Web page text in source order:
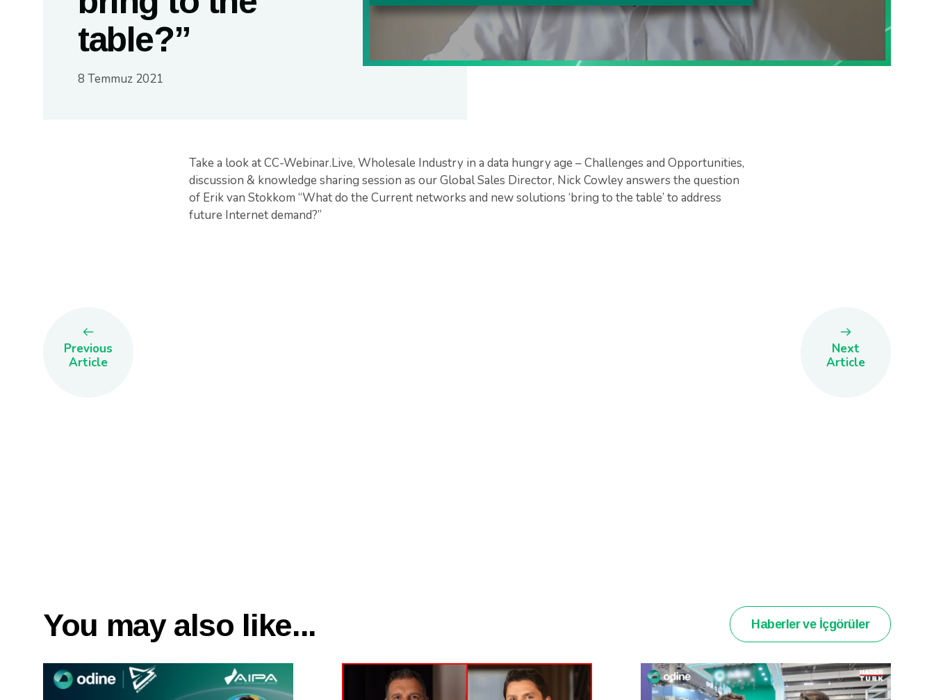
table?”
8 Temmuz 2021
Take a look at CC-Webinar.Live, Wholesale Industry in a data hungry age – Challenges and Opportunities,
discussion & knowledge sharing session as our Global Sales Director, Nick Cowley answers the question
of Erik van Stokkom “What do the Current networks and new solutions ‘bring to the table’ to address
future Internet demand?”
Previous
Article
Next
Article
You may also like... Haberler ve İçgörüler